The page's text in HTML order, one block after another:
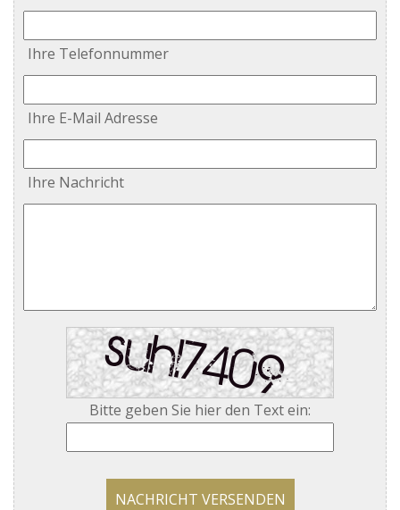
Ihre Telefonnummer
Ihre E-Mail Adresse
Ihre Nachricht
Bitte geben Sie hier den Text ein:
NACHRICHT VERSENDEN